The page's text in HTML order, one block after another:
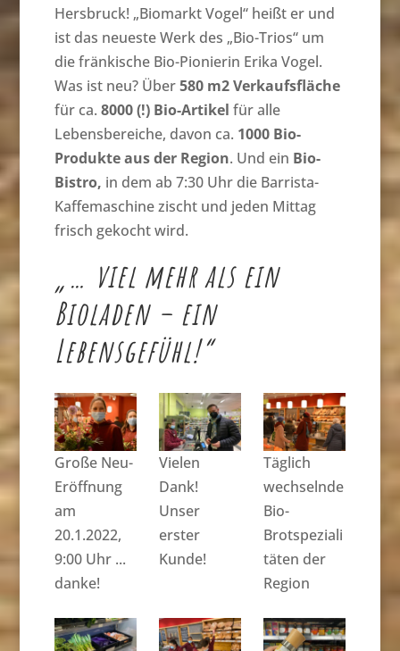
Hersbruck! „Biomarkt Vogel“ heißt er und
ist das neueste Werk des „Bio-Trios“ um
die fränkische Bio-Pionierin Erika Vogel.
Was ist neu? Über580 m2 Verkaufsfläche
für ca. 8000 (!) Bio-Artikel für alle
Lebensbereiche, davon ca. 1000 Bio-
Produkte aus der Region. Und ein Bio-
Bistro, in dem ab 7:30 Uhr die Barrista-
Kaffemaschine zischt und jeden Mittag
frisch gekocht wird.
„… viel mehr als ein
Bioladen – ein
Lebensgefühl!“
Große Neu-
Eröffnung
am
20.1.2022,
9:00 Uhr ...
danke!
Vielen
Dank!
Unser
erster
Kunde!
Täglich
wechselnde
Bio-
Brotspeziali
täten der
Region